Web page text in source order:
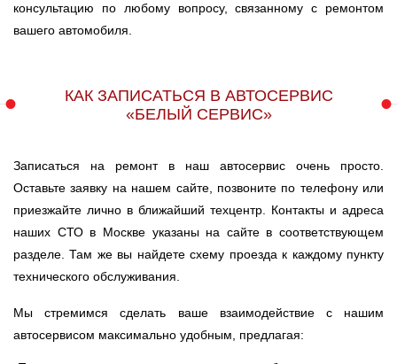
консультацию по любому вопросу, связанному с ремонтом
вашего автомобиля.
КАК ЗАПИСАТЬСЯ В АВТОСЕРВИС
«БЕЛЫЙ СЕРВИС»
Записаться на ремонт в наш автосервис очень просто.
Оставьте заявку на нашем сайте, позвоните по телефону или
приезжайте лично в ближайший техцентр. Контакты и адреса
наших СТО в Москве указаны на сайте в соответствующем
разделе. Там же вы найдете схему проезда к каждому пункту
технического обслуживания.
Мы стремимся сделать ваше взаимодействие с нашим
автосервисом максимально удобным, предлагая: